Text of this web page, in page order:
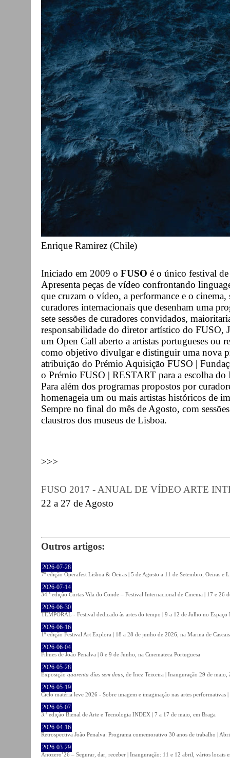
Enrique Ramirez (Chile)
Iniciado em 2009 o FUSO é o único festival
Apresenta peças de vídeo confrontando
que cruzam o vídeo, a performance e o cinema,
curadores internacionais que desenham uma
sete sessões de curadores convidados,
responsabilidade do diretor artístico do FUSO,
um Open Call aberto a artistas portugueses ou
como objetivo divulgar e distinguir uma nova
atribuição do Prémio Aquisição FUSO |
o Prémio FUSO | RESTART para a escolha do
Para além dos programas propostos por
homenageia um ou mais artistas históricos de
Sempre no final do mês de Agosto, com
claustros dos museus de Lisboa.
>>>
FUSO 2017 - ANUAL DE VÍDEO ARTE
22 a 27 de Agosto
Outros artigos:
2026-07-28
7ª edição Operafest Lisboa & Oeiras | 5 de Agosto a 11 de Setembro, Oeiras e
2026-07-14
34.ª edição Curtas Vila do Conde – Festival Internacional de Cinema | 17 e 26
2026-06-30
TEMPORAL - Festival dedicado às artes do tempo | 9 a 12 de Julho no
2026-06-16
1ª edição Festival Art Explora | 18 a 28 de junho de 2026, na Marina de Cascais
2026-06-04
Filmes de João Penalva | 8 e 9 de Junho, na Cinemateca Portuguesa
2026-05-28
Exposição quarenta dias sem deus , de Inez Teixeira | Inauguração 29 de
2026-05-19
Ciclo matéria leve 2026 - Sobre imagem e imaginação nas artes
2026-05-07
3.ª edição Bienal de Arte e Tecnologia INDEX | 7 a 17 de maio, em Braga
2026-04-16
Retrospectiva João Penalva: Programa comemorativo 30 anos de trabalho |
2026-03-29
Anozero’26 – Segurar, dar, receber | Inauguração: 11 e 12 abril, vários locais